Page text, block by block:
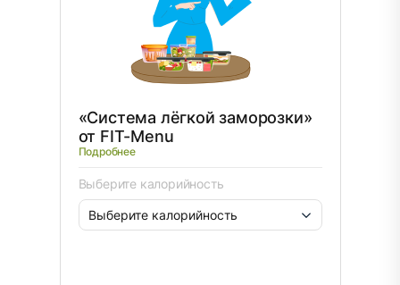
«Система лёгкой заморозки»
от FIT-Menu
Подробнее
Выберите калорийность